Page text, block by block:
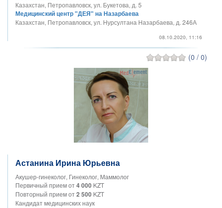
Казахстан, Петропавловск, ул. Букетова, д. 5
Медицинский центр "ДЕЯ" на Назарбаева
Казахстан, Петропавловск, ул. Нурсултана Назарбаева, д. 246А
08.10.2020, 11:16
(0 / 0)
Астанина Ирина Юрьевна
Акушер-гинеколог, Гинеколог, Маммолог
Первичный прием от4 000 KZT
Повторный прием от2 500 KZT
Кандидат медицинских наук